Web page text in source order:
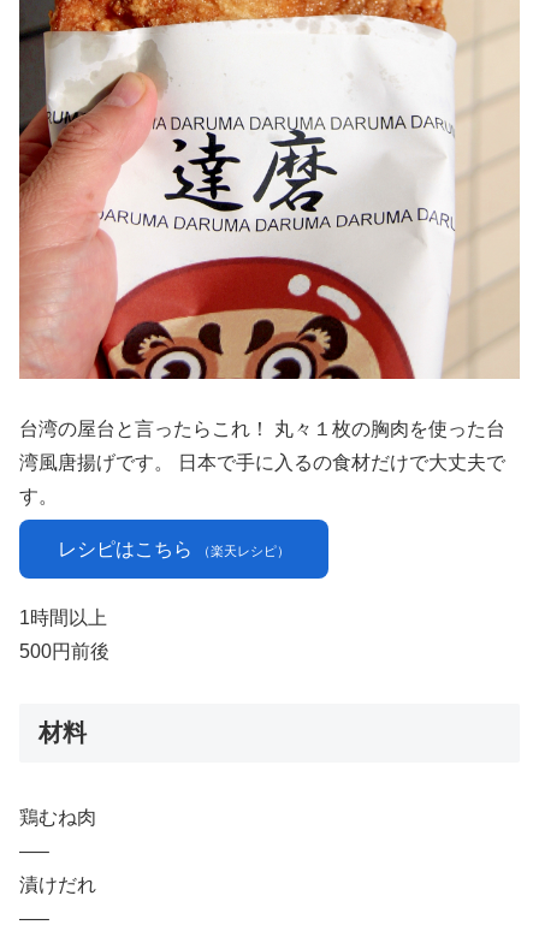
台湾の屋台と言ったらこれ！ 丸々１枚の胸肉を使った台
湾風唐揚げです。 日本で手に入るの食材だけで大丈夫で
す。
レシピはこちら （楽天レシピ）
1時間以上
500円前後
材料
鶏むね肉
—–
漬けだれ
—–